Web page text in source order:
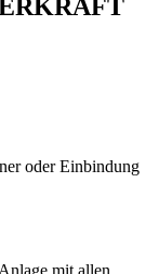
oder Einbindung